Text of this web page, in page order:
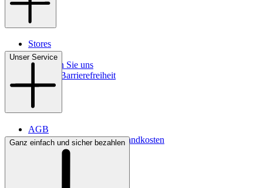
Stores
Kontakt
So finden Sie uns
Digitale Barrierefreiheit
Unser Service
AGB
Lieferbedingungen & Versandkosten
Bezahlung
Ganz einfach und sicher bezahlen